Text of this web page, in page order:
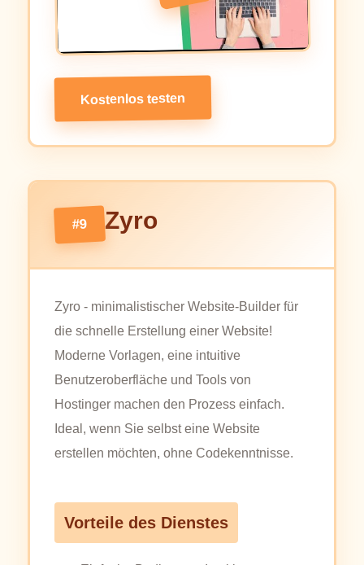
Kostenlos testen
#9 Zyro
Zyro - minimalistischer Website-Builder für
die schnelle Erstellung einer Website!
Moderne Vorlagen, eine intuitive
Benutzeroberfläche und Tools von
Hostinger machen den Prozess einfach.
Ideal, wenn Sie selbst eine Website
erstellen möchten, ohne Codekenntnisse.
Vorteile des Dienstes